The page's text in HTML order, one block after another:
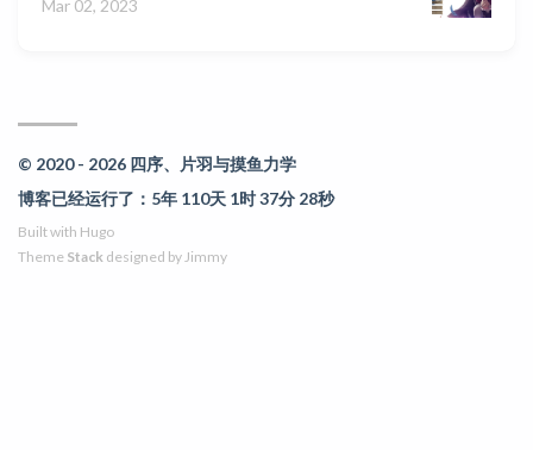
Mar 02, 2023
© 2020 - 2026 四序、片羽与摸鱼力学
博客已经运行了：5年 110天 1时 37分 28秒
Built with Hugo
Theme Stack designed by Jimmy